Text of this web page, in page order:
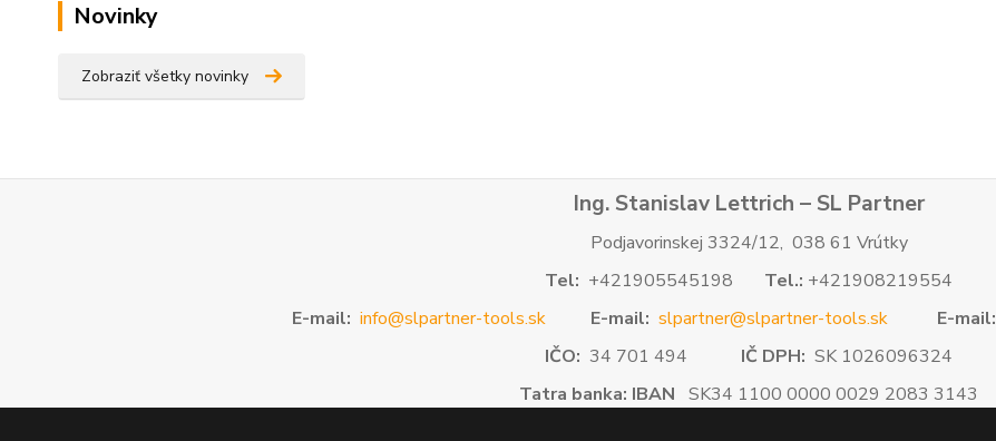
Novinky
Zobraziť všetky novinky
Ing. Stanislav Lettrich – SL Partner
Podjavorinskej 3324/12, 038 61 Vrútky
Tel: +421905545198 Tel.: +421908219554
E-mail: info@slpartner-tools.sk E-mail: slpartner@slpartner-tools.sk E-mail:
IČO: 34 701 494 IČ DPH: SK 1026096324
Tatra banka: IBAN SK34 1100 0000 0029 2083 3143